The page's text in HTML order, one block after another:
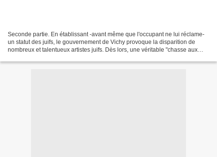
Seconde partie. En établissant -avant même que l'occupant ne lui réclame-
un statut des juifs, le gouvernement de Vichy provoque la disparition de
nombreux et talentueux artistes juifs. Dès lors, une véritable "chasse aux